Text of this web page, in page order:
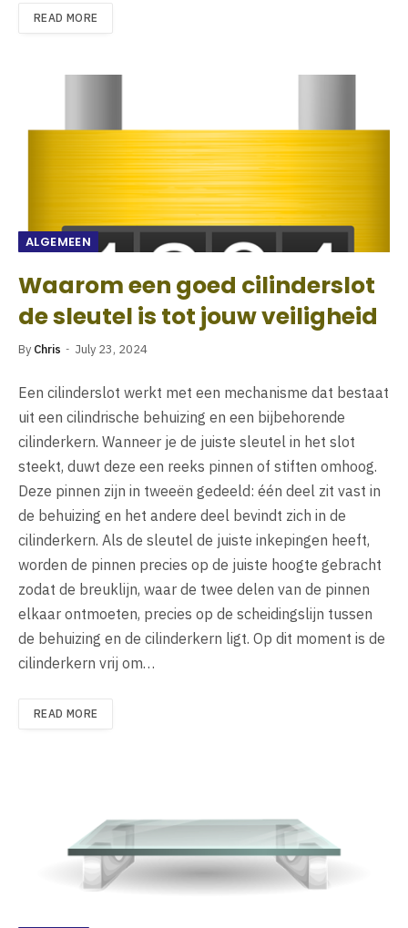
READ MORE
ALGEMEEN
Waarom een goed cilinderslot
de sleutel is tot jouw veiligheid
By Chris July 23, 2024
Een cilinderslot werkt met een mechanisme dat bestaat
uit een cilindrische behuizing en een bijbehorende
cilinderkern. Wanneer je de juiste sleutel in het slot
steekt, duwt deze een reeks pinnen of stiften omhoog.
Deze pinnen zijn in tweeën gedeeld: één deel zit vast in
de behuizing en het andere deel bevindt zich in de
cilinderkern. Als de sleutel de juiste inkepingen heeft,
worden de pinnen precies op de juiste hoogte gebracht
zodat de breuklijn, waar de twee delen van de pinnen
elkaar ontmoeten, precies op de scheidingslijn tussen
de behuizing en de cilinderkern ligt. Op dit moment is de
cilinderkern vrij om…
READ MORE